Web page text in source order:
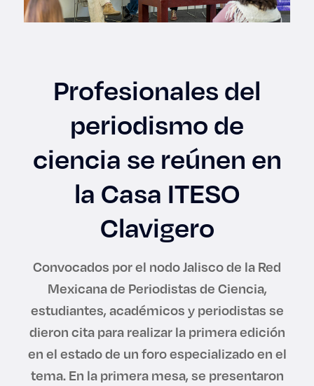
Graduaciones
CRUCE
Carreras
Derecho
Prepa ITESO
Profesionales del
periodismo de
ciencia se reúnen en
la Casa ITESO
Clavigero
Convocados por el nodo Jalisco de la Red
Mexicana de Periodistas de Ciencia,
estudiantes, académicos y periodistas se
dieron cita para realizar la primera edición
en el estado de un foro especializado en el
tema. En la primera mesa, se presentaron